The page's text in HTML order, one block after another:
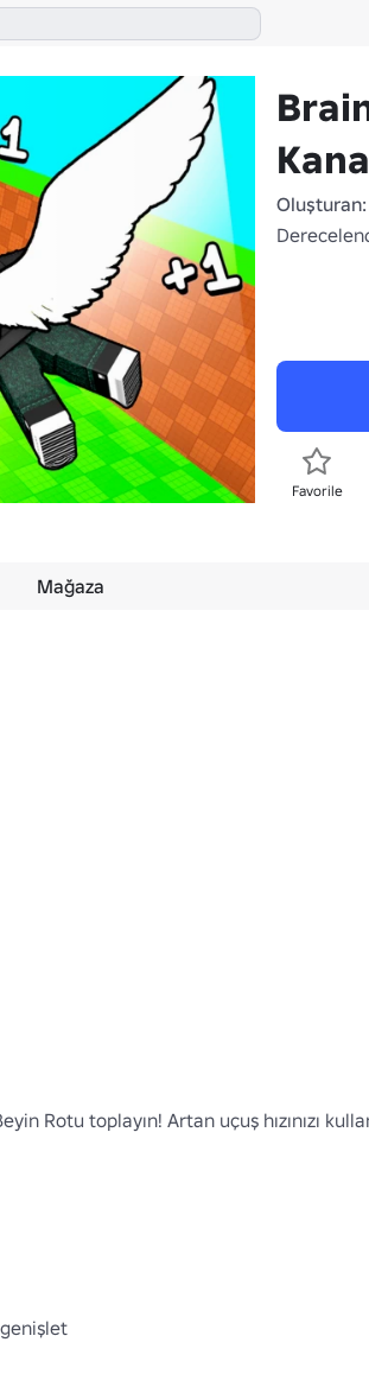
Oluşturan:
Favorile
Mağaza
Rotu toplayın! Artan uçuş hızınızı